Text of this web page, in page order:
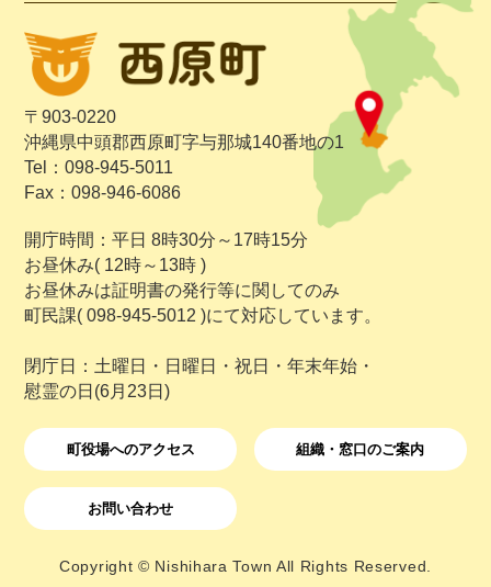
〒903-0220
沖縄県中頭郡西原町字与那城140番地の1
Tel：098-945-5011
Fax：098-946-6086
開庁時間：平日 8時30分～17時15分
お昼休み( 12時～13時 )
お昼休みは証明書の発行等に関してのみ
町民課( 098-945-5012 )にて対応しています。
閉庁日：土曜日・日曜日・祝日・年末年始・
慰霊の日(6月23日)
町役場へのアクセス 組織・窓口のご案内
お問い合わせ
Copyright © Nishihara Town All Rights Reserved.